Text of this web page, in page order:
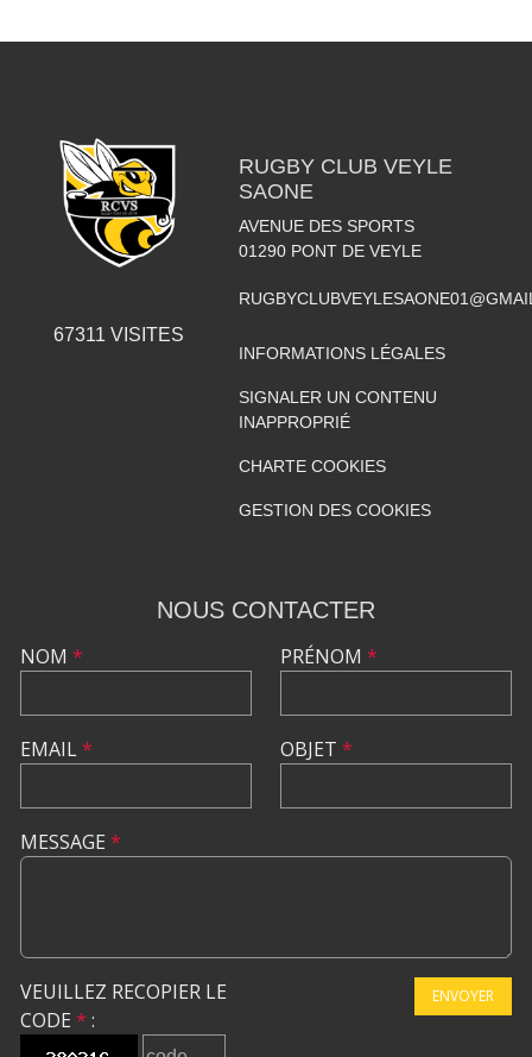
67311 VISITES
RUGBY CLUB VEYLE
SAONE
AVENUE DES SPORTS
01290 PONT DE VEYLE
INFORMATIONS LÉGALES
SIGNALER UN CONTENU
INAPPROPRIÉ
CHARTE COOKIES
GESTION DES COOKIES
NOUS CONTACTER
NOM *
EMAIL*
PRÉNOM *
OBJET *
MESSAGE *
VEUILLEZ RECOPIER LE
CODE * :
ENVOYER